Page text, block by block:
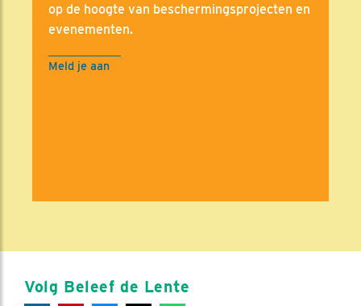
op de hoogte van beschermingsprojecten en
evenementen.
Meld je aan
Volg Beleef de Lente